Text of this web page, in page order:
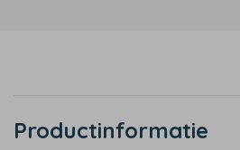
Productinformatie